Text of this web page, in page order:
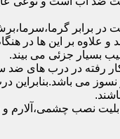
برابر
و علاوه بر این ها در
بسیار جزئی می بیند.
رفته در درب های ضد
نسوز می
نصب چشمی،آلارم و